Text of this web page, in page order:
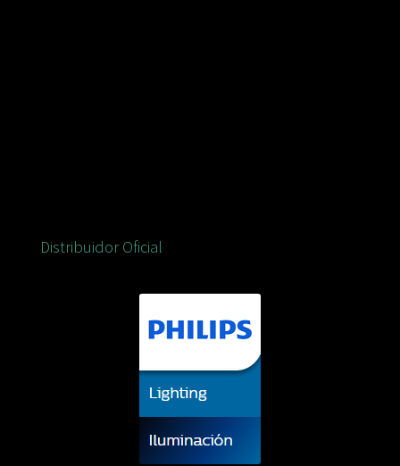
Distribuidor Oficial